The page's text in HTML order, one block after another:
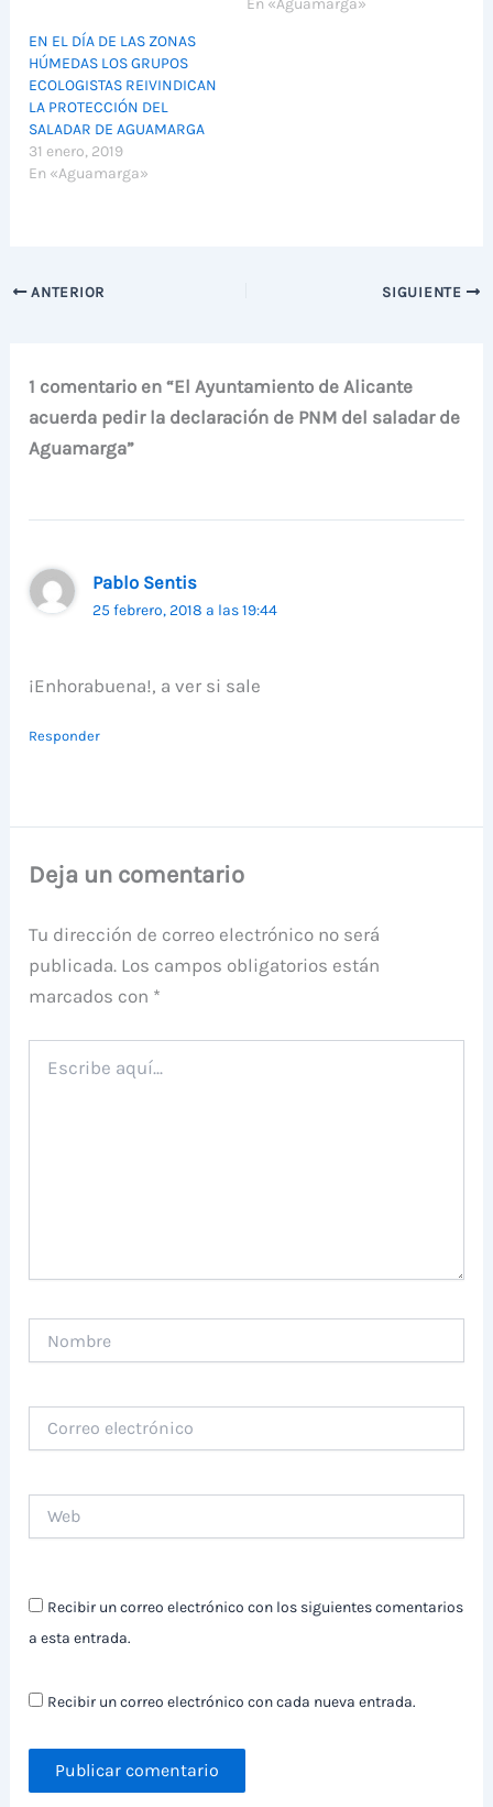
En «Aguamarga»
EN EL DÍA DE LAS ZONAS
HÚMEDAS LOS GRUPOS
ECOLOGISTAS REIVINDICAN
LA PROTECCIÓN DEL
SALADAR DE AGUAMARGA
31 enero, 2019
En «Aguamarga»
ANTERIOR SIGUIENTE
1 comentario en “El Ayuntamiento de Alicante
acuerda pedir la declaración de PNM del saladar de
Aguamarga”
Pablo Sentis
25 febrero, 2018 a las 19:44
¡Enhorabuena!, a ver si sale
Responder
Deja un comentario
Tu dirección de correo electrónico no será
publicada. Los campos obligatorios están
marcados con *
aquí...
electrónico
Recibir un correo electrónico con los siguientes comentarios
a esta entrada.
Recibir un correo electrónico con cada nueva entrada.